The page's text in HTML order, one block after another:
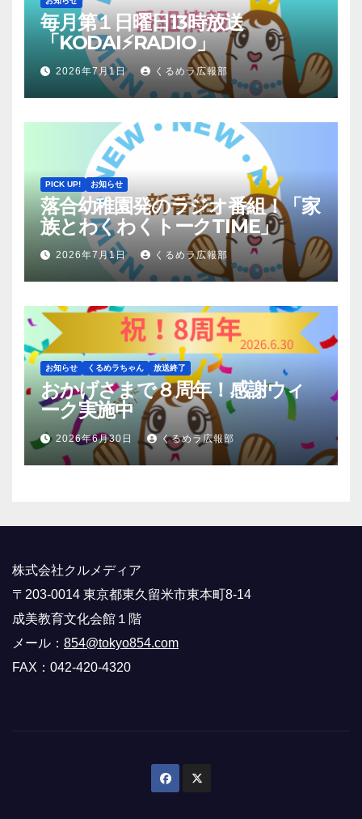
毎月第１日曜日13時放送
「KODAI⚡RADIO」
2026年7月1日 くるめラ広報部
PICK UP! お知らせ
落合幼稚園発のラジオ番組！「家
族とわくわくトークTIME」
2026年7月1日 くるめラ広報部
お知らせ くるめラちゃん 放送終了
おかげさまで８周年！感謝ウィ
ーク実施中
2026年6月30日 くるめラ広報部
株式会社クルメディア
〒203-0014 東京都東久留米市東本町8-14
成美教育文化会館１階
メール： 854@tokyo854.com
FAX：042-420-4320